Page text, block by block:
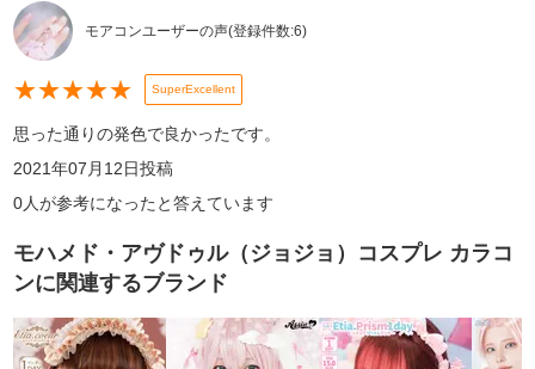
モアコンユーザーの声(登録件数:6)
★★★★★ SuperExcellent
思った通りの発色で良かったです。
2021年07月12日投稿
0人が参考になったと答えています
モハメド・アヴドゥル（ジョジョ）コスプレ カラコ
ンに関連するブランド